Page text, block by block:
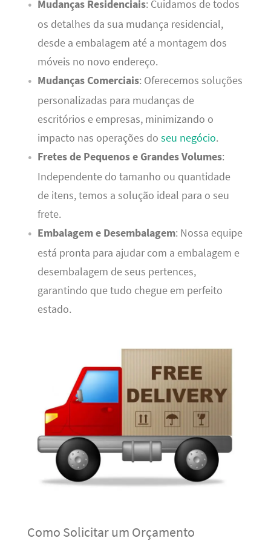
Mudanças Residenciais: Cuidamos de todos
os detalhes da sua mudança residencial,
desde a embalagem até a montagem dos
móveis no novo endereço.
Mudanças Comerciais: Oferecemos soluções
personalizadas para mudanças de
escritórios e empresas, minimizando o
impacto nas operações do seu negócio.
Fretes de Pequenos e Grandes Volumes:
Independente do tamanho ou quantidade
de itens, temos a solução ideal para o seu
frete.
Embalagem e Desembalagem: Nossa equipe
está pronta para ajudar com a embalagem e
desembalagem de seus pertences,
garantindo que tudo chegue em perfeito
estado.
Como Solicitar um Orçamento